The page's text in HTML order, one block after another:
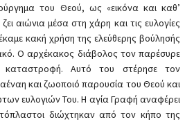
του Θεού, ως «εικόνα και καθ’
αιώνια μέσα στη χάρη και τις ευλογίες
κακή χρήση της ελεύθερης βούλησής
Ο αρχέκακος διάβολος τον παρέσυρε
Αυτό του στέρησε τον
και ζωοποιό παρουσία του Θεού και
ευλογιών Του. Η αγία Γραφή αναφέρει
διώχτηκαν από τον κήπο της